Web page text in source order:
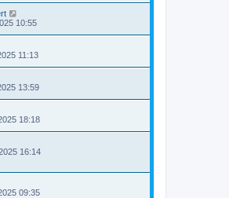
10:55
11:13
13:59
18:18
16:14
09:35